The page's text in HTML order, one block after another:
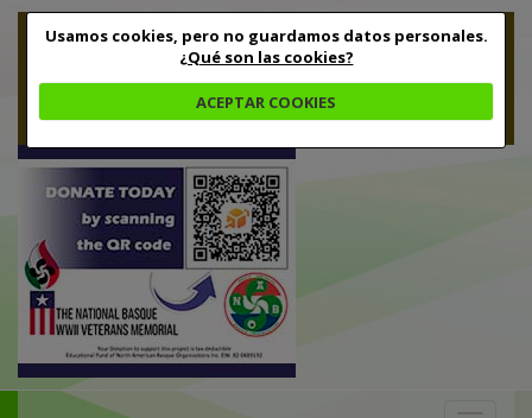
Usamos cookies, pero no guardamos datos personales.
¿Qué son las cookies?
ACEPTAR COOKIES